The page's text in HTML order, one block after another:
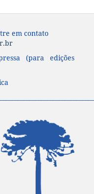
em contato
(para edições